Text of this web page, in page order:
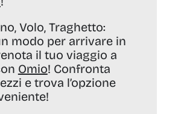
Volo, Traghetto:
modo per arrivare in
il tuo viaggio a
Omio! Confronta
e trova l’opzione